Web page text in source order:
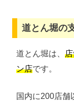
道とん堀の
道とん堀は、
ン店です。
国内に200店舗